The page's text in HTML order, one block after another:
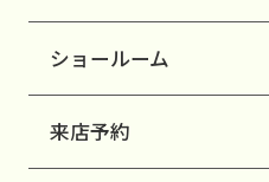
ショールーム
来店予約